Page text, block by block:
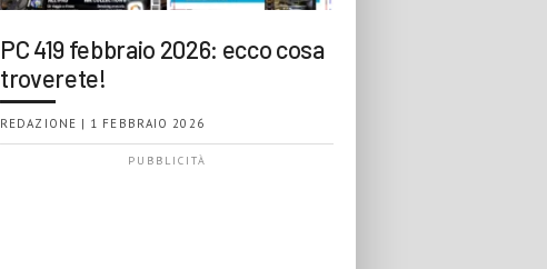
PC 419 febbraio 2026: ecco cosa
troverete!
REDAZIONE | 1 FEBBRAIO 2026